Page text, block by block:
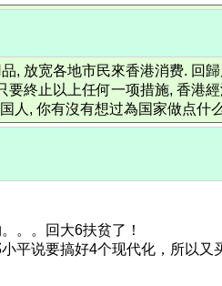
, 放宽各地市民來香港消费. 回
終止以上任何一项措施, 香港
人, 你有沒有想过為国家做点什
。。回大6扶贫了！
平说要搞好4个现代化，所以又